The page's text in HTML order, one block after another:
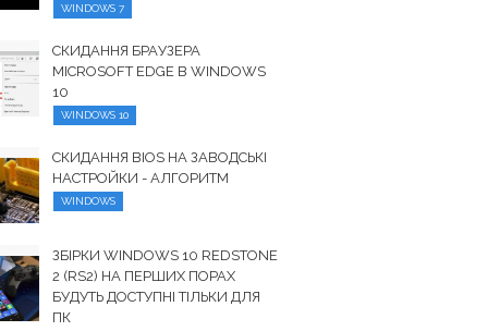
WINDOWS 7
СКИДАННЯ БРАУЗЕРА
MICROSOFT EDGE В WINDOWS
10
WINDOWS 10
СКИДАННЯ BIOS НА ЗАВОДСЬКІ
НАСТРОЙКИ - АЛГОРИТМ
WINDOWS
ЗБІРКИ WINDOWS 10 REDSTONE
2 (RS2) НА ПЕРШИХ ПОРАХ
БУДУТЬ ДОСТУПНІ ТІЛЬКИ ДЛЯ
ПК